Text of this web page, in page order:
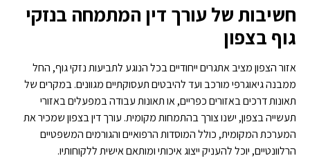
חשיבות של עורך דין המתמחה בנזקי
גוף בצפון
אזור הצפון מציב אתגרים ייחודיים בכל הנוגע לתביעות נזקי גוף, החל
ממבנה גיאוגרפי מורכב ועד להיבטים תעסוקתיים מגוונים. במקרים של
תאונות דרכים באזורים כפריים, או תאונות עבודה במפעלים באזורי
תעשייה בצפון, ישנו צורך בהתמחות מקומית. עורך דין בצפון שמכיר את
המערכת המקומית, כולל המוסדות הרפואיים והגורמים המשפטיים
הרלוונטיים, יוכל להעניק ייצוג איכותי ומותאם אישית ללקוחותיו.